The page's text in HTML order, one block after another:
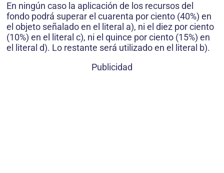
En ningún caso la aplicación de los recursos del
fondo podrá superar el cuarenta por ciento (40%) en
el objeto señalado en el literal a), ni el diez por ciento
(10%) en el literal c), ni el quince por ciento (15%) en
el literal d). Lo restante será utilizado en el literal b).
Publicidad